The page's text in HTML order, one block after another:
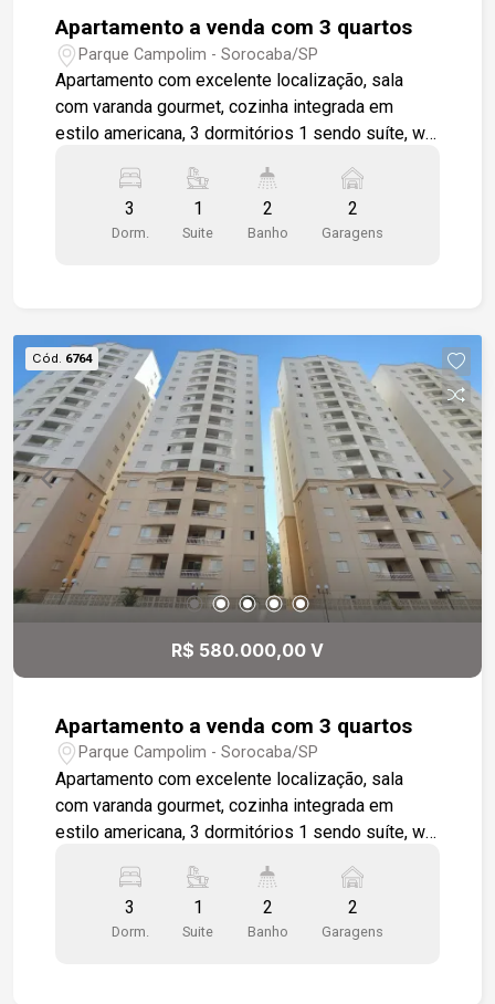
Apartamento a venda com 3 quartos
Parque Campolim - Sorocaba/SP
Apartamento com excelente localização, sala
com varanda gourmet, cozinha integrada em
estilo americana, 3 dormitórios 1 sendo suíte, wc
entregue todo em piso cerâmico padrão, 2 vagas
de garagem cobertas. Condomínio completo para
toda a família. Piscina, churrasqueira coletiva,
3
Dorm.
1
Suite
2
Banho
2
Garagens
Cód. 6764
R$ 580.000,00 V
Apartamento a venda com 3 quartos
Parque Campolim - Sorocaba/SP
Apartamento com excelente localização, sala
com varanda gourmet, cozinha integrada em
estilo americana, 3 dormitórios 1 sendo suíte, wc
entregue todo em piso cerâmico padrão, 2 vagas
de garagem cobertas. Condomínio completo para
toda a família. Piscina, churrasqueira coletiva,
3
Dorm.
1
Suite
2
Banho
2
Garagens